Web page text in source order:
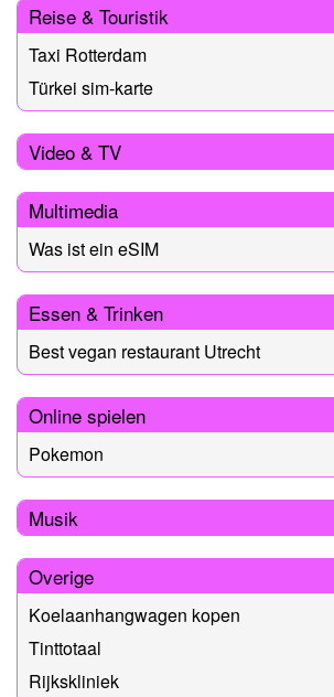
Reise & Touristik
Taxi Rotterdam
Türkei sim-karte
Video & TV
Multimedia
Was ist ein eSIM
Essen & Trinken
Best vegan restaurant Utrecht
Online spielen
Pokemon
Musik
Overige
Koelaanhangwagen kopen
Tinttotaal
Rijkskliniek